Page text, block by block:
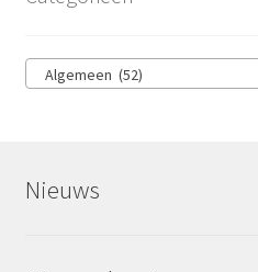
Algemeen (52)
Nieuws